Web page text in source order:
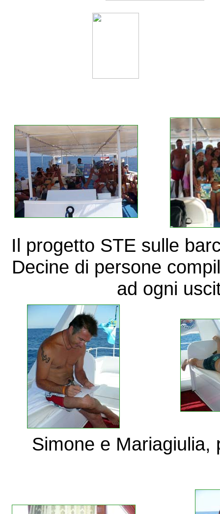
Il progetto STE sulle
Decine di persone
ad ogni
Simone e Mariagiulia,